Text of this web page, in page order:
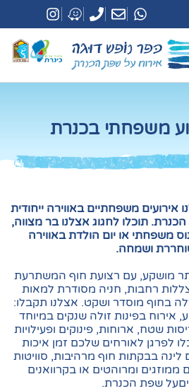
בכנרת
באווירה ייחודית
אצלנו בר מצווה,
יום הולדת באווירה
רצועת חוף המשתרעת
חניה מסודרת למאות
ושקט. אצלנו תקבלו:
זולה שנקים במיוחד
פינוקים ופעילויות
שלכם זמן איכות
חוף מרהיבות, סוויטות
או בקרוואנים